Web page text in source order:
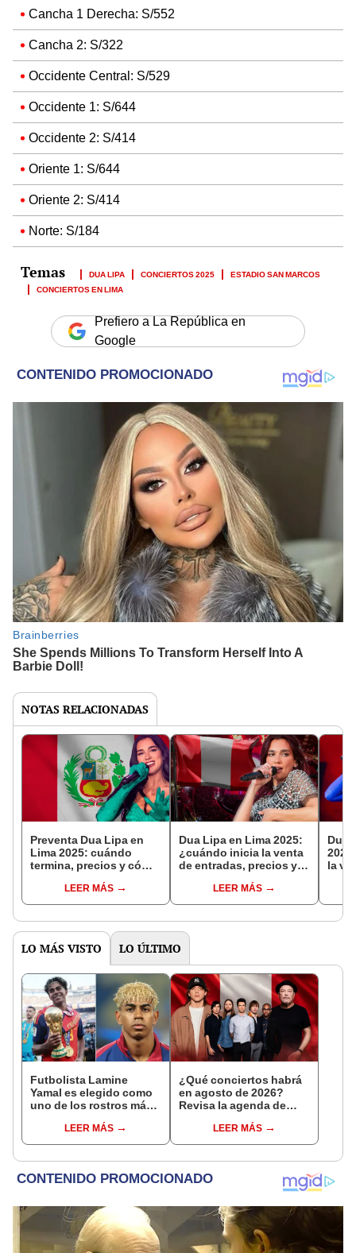
Cancha 1 Derecha: S/552
Cancha 2: S/322
Occidente Central: S/529
Occidente 1: S/644
Occidente 2: S/414
Oriente 1: S/644
Oriente 2: S/414
Norte: S/184
DUA LIPA CONCIERTOS 2025
ESTADIO SAN MARCOS
CONCIERTOS EN LIMA
Prefiero a La República en
Google
NOTAS RELACIONADAS
Preventa Dua Lipa en
Lima 2025: cuándo
termina, precios y cómo
LEER MÁS
Dua Lipa en Lima 2025:
¿cuándo inicia la venta
de entradas, precios y
para su concierto?
LEER MÁS
Dua
la
LO MÁS VISTO LO ÚLTIMO
Futbolista Lamine
Yamal es elegido como
uno de los rostros más
People en español
LEER MÁS
¿Qué conciertos habrá
en agosto de 2026?
Revisa la agenda de
LEER MÁS